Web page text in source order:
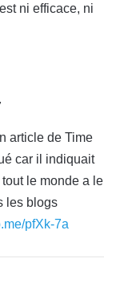
ni efficace, ni
article de Time
car il indiquait
le monde a le
les blogs
pfXk-7a